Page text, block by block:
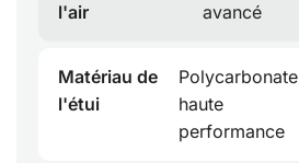
l'air
avancé
Matériau de
l'étui
Polycarbonate
haute
performance